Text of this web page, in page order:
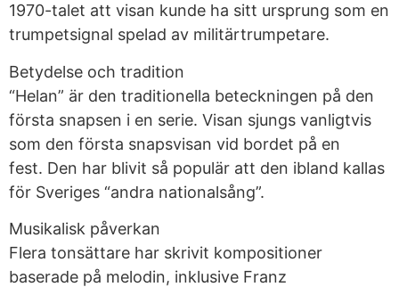
1970-talet att visan kunde ha sitt ursprung som en
trumpetsignal spelad av militärtrumpetare.
Betydelse och tradition
“Helan” är den traditionella beteckningen på den
första snapsen i en serie. Visan sjungs vanligtvis
som den första snapsvisan vid bordet på en
fest. Den har blivit så populär att den ibland kallas
för Sveriges “andra nationalsång”.
Musikalisk påverkan
Flera tonsättare har skrivit kompositioner
baserade på melodin, inklusive Franz